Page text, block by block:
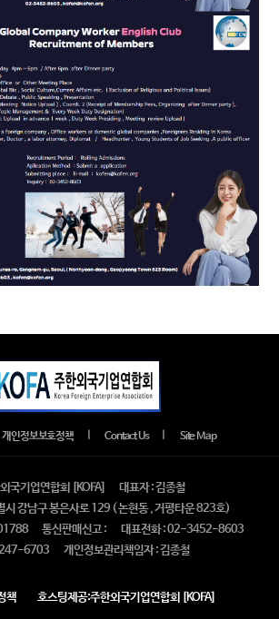
개인정보보호정책 Contact Us Site Map
국기업연합회 [KOFA]
대표자 : 김종철
시 강남구 봉은사로 129 ( 논현동 , 거평타운 823호)
통신판매신고 :
대표전화 : 02-3452-8603
6703
개인정보관리책임자 : 김종철
책 호스팅제공:주한외국기업연합회 [KOFA]